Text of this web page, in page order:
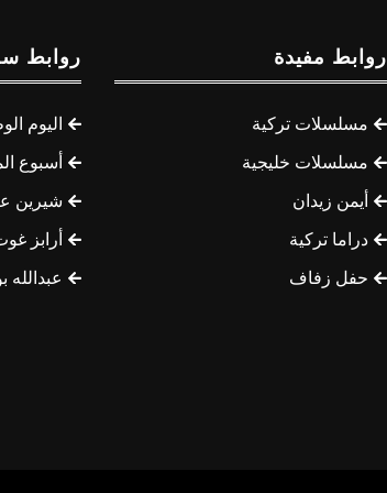
روابط مفيدة
مسلسلات تركية
مسلسلات خليجية
أيمن زيدان
دراما تركية
حفل زفاف
روابط
اليوم
أسبوع
شيرين
أرابز